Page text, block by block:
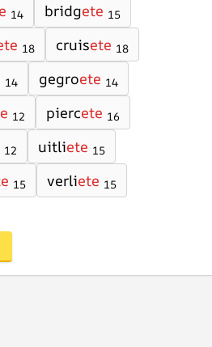
14 bridgete 15
18 cruisete 18
14 gegroete 14
12 piercete 16
12 uitliete 15
15 verliete 15